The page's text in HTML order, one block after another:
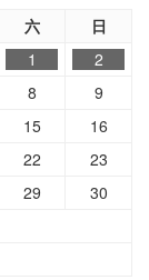
六 日
1
2
8
9
15
16
22
23
29
30